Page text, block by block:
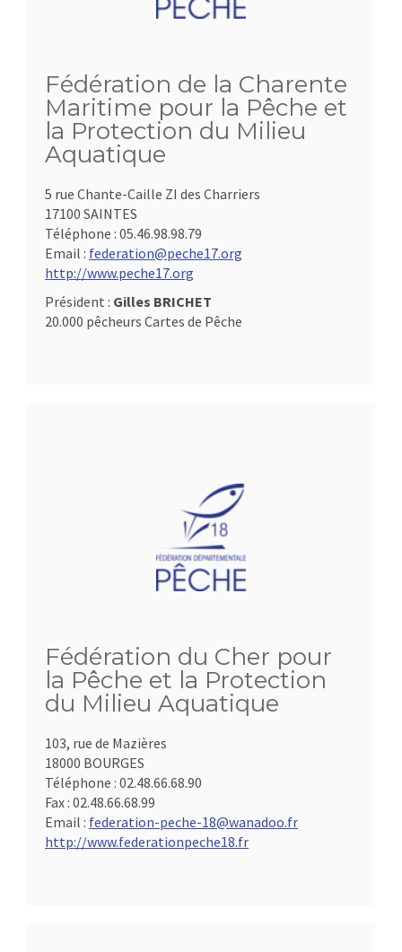
Fédération de la Charente
Maritime pour la Pêche et
la Protection du Milieu
Aquatique
5 rue Chante-Caille ZI des Charriers
17100 SAINTES
Téléphone : 05.46.98.98.79
Email : federation@peche17.org
http://www.peche17.org
Président : Gilles BRICHET
20.000 pêcheurs Cartes de Pêche
Fédération du Cher pour
la Pêche et la Protection
du Milieu Aquatique
103, rue de Mazières
18000 BOURGES
Téléphone : 02.48.66.68.90
Fax : 02.48.66.68.99
Email : federation-peche-18@wanadoo.fr
http://www.federationpeche18.fr